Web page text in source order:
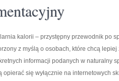
kalorii – przystępny przewodnik po
z myślą o osobach, które chcą
informacji podanych w naturalny
opierać się wyłącznie na internetowych